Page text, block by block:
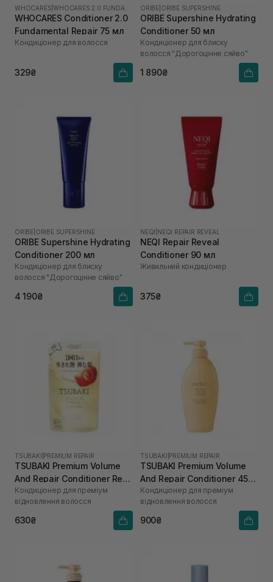
WHOCARES |
WHOCARES Conditioner 2.0
Fundamental Repair 75 мл
Кондиціонер для волосся
329₴
ORIBE ORIBE SUPERSHINE
ORIBE Supershine Hydrating
Conditioner 50 мл
Кондиціонер для блиску
волосся "Дорогоцінне сяйво"
1 890₴
ORIBE ORIBE SUPERSHINE
ORIBE Supershine Hydrating
Conditioner 200 мл
Кондиціонер для блиску
волосся "Дорогоцінне сяйво"
4 190₴
NEQI NEQI REPAIR REVEAL
NEQI Repair Reveal
Conditioner 90 мл
Живильний кондиціонер
375₴
TSUBAKI PREMIUM REPAIR
TSUBAKI Premium Volume
And Repair Conditioner Refill
300 мл
Кондиціонер для преміум
відновлення волосся
630₴
TSUBAKI PREMIUM REPAIR
TSUBAKI Premium Volume
And Repair Conditioner 450
мл
Кондиціонер для преміум
відновлення волосся
900₴